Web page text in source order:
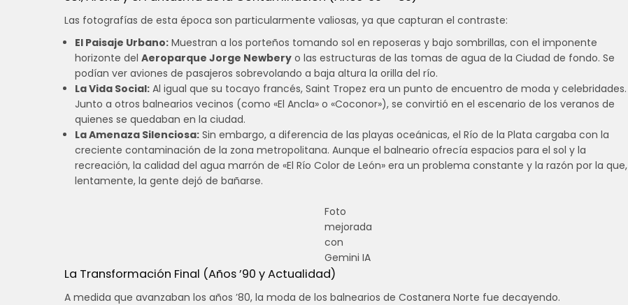
Las fotografías de esta época son particularmente valiosas, ya que capturan el contraste:
El Paisaje Urbano: Muestran a los porteños tomando sol en reposeras y bajo sombrillas, con el imponente
horizonte del Aeroparque Jorge Newbery o las estructuras de las tomas de agua de la Ciudad de fondo. Se
podían ver aviones de pasajeros sobrevolando a baja altura la orilla del río.
La Vida Social: Al igual que su tocayo francés, Saint Tropez era un punto de encuentro de moda y celebridades.
Junto a otros balnearios vecinos (como «El Ancla» o «Coconor»), se convirtió en el escenario de los veranos de
quienes se quedaban en la ciudad.
La Amenaza Silenciosa: Sin embargo, a diferencia de las playas oceánicas, el Río de la Plata cargaba con la
creciente contaminación de la zona metropolitana. Aunque el balneario ofrecía espacios para el sol y la
recreación, la calidad del agua marrón de «El Río Color de León» era un problema constante y la razón por la que,
lentamente, la gente dejó de bañarse.
Foto
mejorada
con
Gemini IA
La Transformación Final (Años ’90 y Actualidad)
A medida que avanzaban los años ’80, la moda de los balnearios de Costanera Norte fue decayendo.